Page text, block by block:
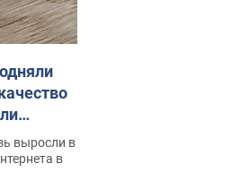
выросли в
в